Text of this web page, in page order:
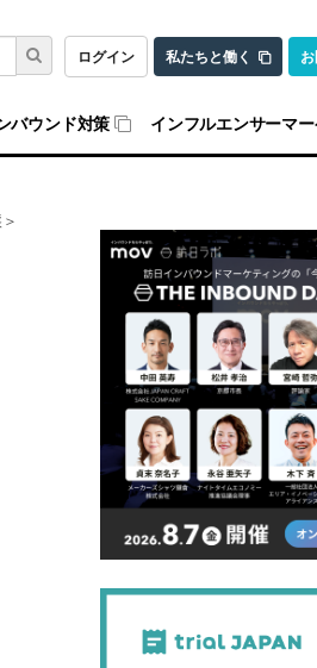
ログイン 私たちと働く
バウンド対策 インフルエンサーマ